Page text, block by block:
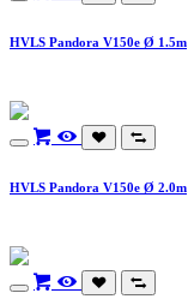
HVLS Pandora V150e Ø 1.5m
HVLS Pandora V150e Ø 2.0m